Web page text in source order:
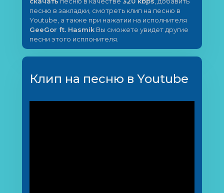
песню в закладки, смотреть клип на песню в
Youtube, а также при нажатии на исполнителя
GeeGor ft. Hasmik Вы сможете увидет другие
песни этого исплонителя.
Клип на песню в Youtube